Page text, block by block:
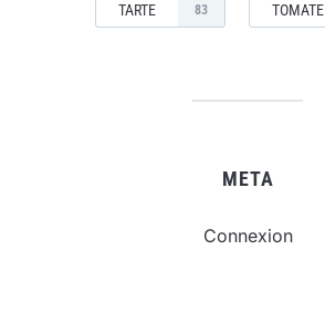
TARTE 83 TOMATE
META
Connexion